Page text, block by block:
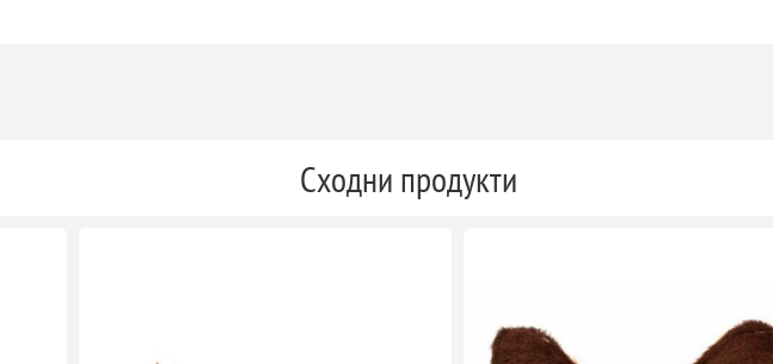
Сходни продукти